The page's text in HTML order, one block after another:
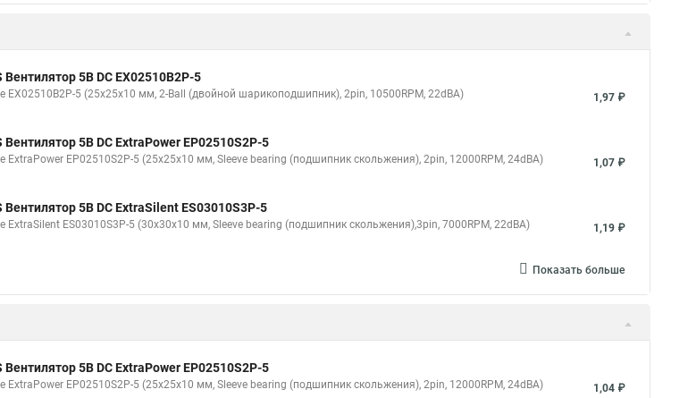
Вентилятор 5В DC EX02510B2P-5
EX02510B2P-5 (25x25x10 мм, 2-Ball (двойной шарикоподшипник), 2pin, 10500RPM, 22dBA) 1,97 ₽
Вентилятор 5В DC ExtraPower EP02510S2P-5
ExtraPower EP02510S2P-5 (25x25x10 мм, Sleeve bearing (подшипник скольжения), 2pin, 12000RPM, 24dBA) 1,07 ₽
Вентилятор 5В DC ExtraSilent ES03010S3P-5
ExtraSilent ES03010S3P-5 (30x30x10 мм, Sleeve bearing (подшипник скольжения),3pin, 7000RPM, 22dBA) 1,19 ₽
Показать больше
Вентилятор 5В DC ExtraPower EP02510S2P-5
ExtraPower EP02510S2P-5 (25x25x10 мм, Sleeve bearing (подшипник скольжения), 2pin, 12000RPM, 24dBA) 1,04 ₽